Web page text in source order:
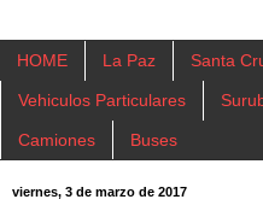
HOME La Paz Santa
Vehiculos Particulares
Camiones Buses
viernes, 3 de marzo de 2017